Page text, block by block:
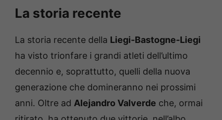
La storia recente
La storia recente della Liegi-Bastogne-Liegi
ha visto trionfare i grandi atleti dell’ultimo
decennio e, soprattutto, quelli della nuova
generazione che domineranno nei prossimi
anni. Oltre ad Alejandro Valverde che, ormai